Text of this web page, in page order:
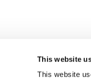
This website
This website